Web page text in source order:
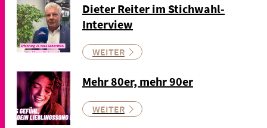
Dieter Reiter im Stichwahl-
Interview
WEITER
Mehr 80er, mehr 90er
WEITER